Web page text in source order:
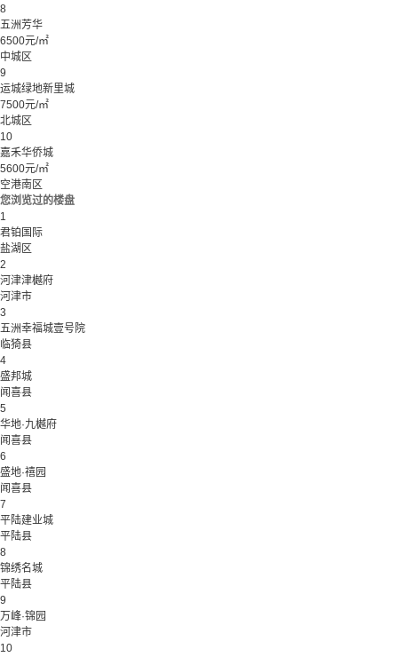
8
五洲芳华
6500元/㎡
中城区
9
运城绿地新里城
7500元/㎡
北城区
10
嘉禾华侨城
5600元/㎡
空港南区
您浏览过的楼盘
1
君铂国际
盐湖区
2
河津津樾府
河津市
3
五洲幸福城壹号院
临猗县
4
盛邦城
闻喜县
5
华地·九樾府
闻喜县
6
盛地·禧园
闻喜县
7
平陆建业城
平陆县
8
锦绣名城
平陆县
9
万峰·锦园
河津市
10